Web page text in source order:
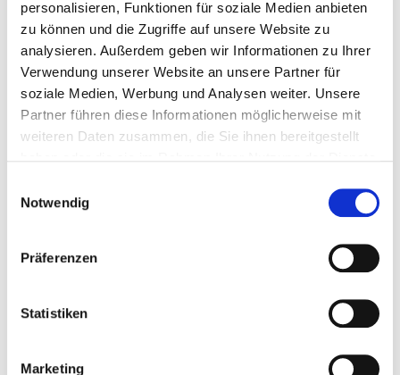
personalisieren, Funktionen für soziale Medien anbieten
zu können und die Zugriffe auf unsere Website zu
analysieren. Außerdem geben wir Informationen zu Ihrer
Verwendung unserer Website an unsere Partner für
soziale Medien, Werbung und Analysen weiter. Unsere
Partner führen diese Informationen möglicherweise mit
weiteren Daten zusammen, die Sie ihnen bereitgestellt
Notwendig
Präferenzen
Statistiken
Marketing
500 sztuk 4251314727824
903904 3.9,0 x 25 mm PH 2
1000 sztuk
1000 sztuk